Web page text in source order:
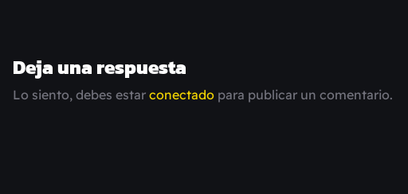
Deja una respuesta
Lo siento, debes estar conectado para publicar un comentario.